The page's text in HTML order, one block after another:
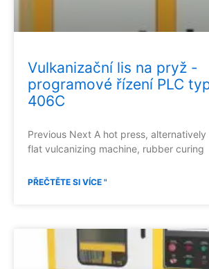
Vulkanizační lis na pryž -
programové řízení PLC
406C
Previous Next A hot press,
flat vulcanizing machine, rubber curing
PŘEČTĚTE SI VÍCE "